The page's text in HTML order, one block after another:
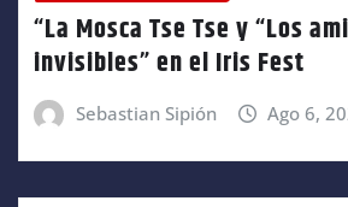
“La Mosca Tse Tse y “Los
invisibles” en el Iris Fest
Sebastian Sipión Ago 6,